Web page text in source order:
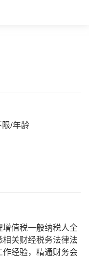
/年龄
值税一般纳税人全
关财经税务法律法
经验，精通财务会